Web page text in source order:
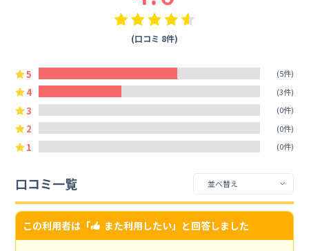
(口コミ 8件)
5 (5件)
4 (3件)
3 (0件)
2 (0件)
1 (0件)
口コミ一覧
この利用者は「 また利用したい」と回答しました